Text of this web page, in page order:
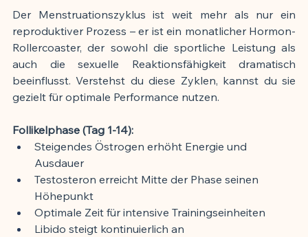
Der Menstruationszyklus ist weit mehr als nur ein
reproduktiver Prozess – er ist ein monatlicher Hormon-
Rollercoaster, der sowohl die sportliche Leistung als
auch die sexuelle Reaktionsfähigkeit dramatisch
beeinflusst. Verstehst du diese Zyklen, kannst du sie
gezielt für optimale Performance nutzen.
Follikelphase (Tag 1-14):
Steigendes Östrogen erhöht Energie und
Ausdauer
Testosteron erreicht Mitte der Phase seinen
Höhepunkt
Optimale Zeit für intensive Trainingseinheiten
Libido steigt kontinuierlich an